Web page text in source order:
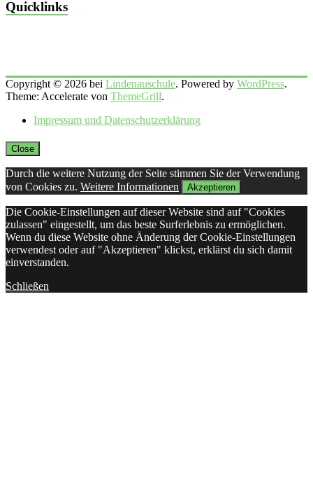
Quicklinks
Copyright © 2026 bei Lindenauschule. Powered by WordPress.
Theme: Accelerate von ThemeGrill.
Impressum und Datenschutzerklärung
Close
Durch die weitere Nutzung der Seite stimmen Sie der Verwendung
von Cookies zu. Weitere Informationen Akzeptieren
Die Cookie-Einstellungen auf dieser Website sind auf "Cookies
zulassen" eingestellt, um das beste Surferlebnis zu ermöglichen.
Wenn du diese Website ohne Änderung der Cookie-Einstellungen
verwendest oder auf "Akzeptieren" klickst, erklärst du sich damit
einverstanden.
Schließen